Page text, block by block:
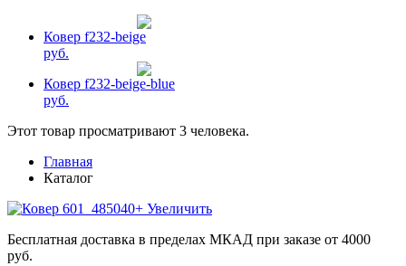
Ковер f232-beige
руб.
Ковер f232-beige-blue
руб.
Этот товар просматривают 3 человека.
Главная
Каталог
+ Увеличить
Бесплатная доставка в пределах МКАД при заказе от 4000
руб.